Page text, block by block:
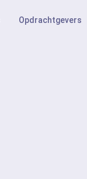
Opdrachtgevers